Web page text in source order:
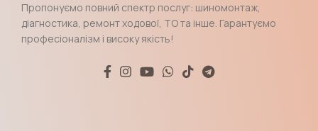
Пропонуємо повний спектр послуг: шиномонтаж,
діагностика, ремонт ходової, ТО та інше. Гарантуємо
професіоналізм і високу якість!